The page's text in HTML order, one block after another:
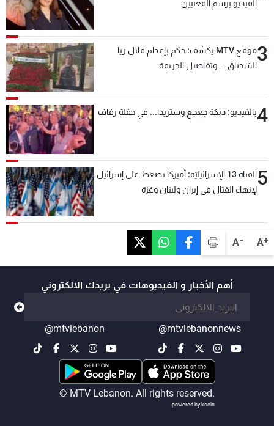
A+
A-
الفيديو برسم المعنيين
3
موقع MTV يكشف: حكم بإعدام قاتل ريا
الشدياق… وتفاصيل الجريمة
4بالفيديو: دبكة جعجع وستريدا... في حفلة زفاف
5
القناة 13 الإسرائيليّة: أميركا تضغط على إسرائيل
لإنهاء القتال في إيران ولبنان وغزة
أهم الأخبار و الفيديوهات في بريدك الالكتروني
@mtvlebanonnews
@mtvlebanon
© MTV Lebanon. All rights reserved.
powered by koein